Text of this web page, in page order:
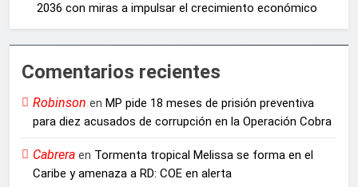
2036 con miras a impulsar el crecimiento económico
Comentarios recientes
Robinson en MP pide 18 meses de prisión preventiva
para diez acusados de corrupción en la Operación Cobra
Cabrera en Tormenta tropical Melissa se forma en el
Caribe y amenaza a RD: COE en alerta